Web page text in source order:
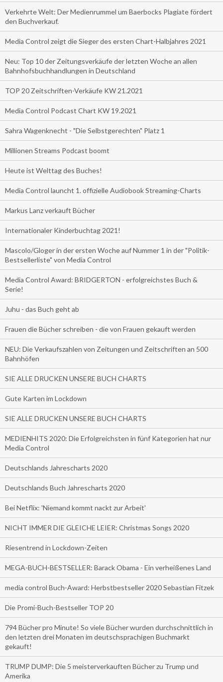
Verkehrte Welt: Der Medienrummel um Baerbocks Plagiate fördert
den Buchverkauf.
Media Control zeigt die Sieger des ersten Chart-Halbjahres 2021
Neu: Top 10 der Zeitungsverkäufe der letzten Woche an allen
Bahnhofsbuchhandlungen in Deutschland
TOP 20 Zeitschriften-Verkäufe KW 21.2021
Media Control Podcast Chart KW 19.2021
Sahra Wagenknecht - "Die Selbstgerechten" Platz 1
Millionen Streams Podcast boomt
Heute ist Welttag des Buches!
Media Control launcht 1. offizielle Audiobook Streaming-Charts
Markus Lanz verkauft Bücher
Internationaler Kinderbuchtag 2021!
Mascolo/Gloger in der ersten Woche auf Nummer 1 in der "Politik-
Bestsellerliste" von Media Control
Media Control Award: BRIDGERTON - erfolgreichstes Buch &
Serie!
Juhu - das Buch geht ab
Frauen die Bücher schreiben - die von Frauen gekauft werden
NEU: Die Verkaufszahlen von Zeitungen und Zeitschriften an 500
Bahnhöfen
SIE ALLE DRUCKEN UNSERE BUCH CHARTS
Gute Karten im Lockdown
SIE ALLE DRUCKEN UNSERE BUCH CHARTS
MEDIENHITS 2020: Die Erfolgreichsten in fünf Kategorien hat nur
Media Control
Deutschlands Jahrescharts 2020
Deutschlands Buch Jahrescharts 2020
Bei Netflix: 'Niemand kommt nackt zur Arbeit'
NICHT IMMER DIE GLEICHE LEIER: Christmas Songs 2020
Riesentrend in Lockdown-Zeiten
MEGA-BUCH-BESTSELLER: Barack Obama - Ein verheißenes Land
media control Buch-Award: Herbstbestseller 2020 Sebastian Fitzek
Die Promi-Buch-Bestseller TOP 20
794 Bücher pro Minute! So viele Bücher wurden durchschnittlich in
den letzten drei Monaten im deutschsprachigen Buchmarkt
gekauft!
TRUMP DUMP: Die 5 meisterverkauften Bücher zu Trump und
Amerika